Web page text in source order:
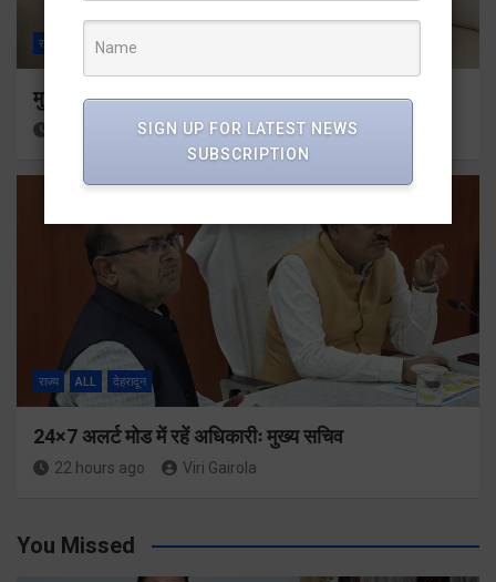
राज्य देहरादून
मुख्यमंत्री से महानिदेशक एनसीसी ने की शिष्टाचार भेंट
22 hours ago Viri Gairola
राज्य ALL देहरादून
24×7 अलर्ट मोड में रहें अधिकारीः मुख्य सचिव
22 hours ago Viri Gairola
You Missed
SIGN UP FOR LATEST NEWS
SUBSCRIPTION